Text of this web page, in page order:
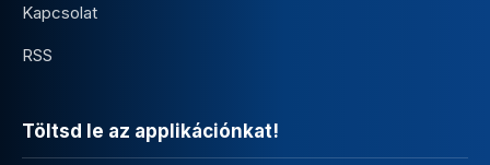
Kapcsolat
RSS
Töltsd le az applikációnkat!